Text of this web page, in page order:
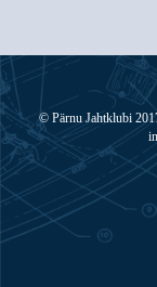
© Pärnu Jahtklubi